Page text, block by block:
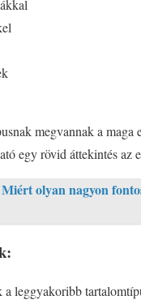
megvannak a maga
egy rövid áttekintés az
Miért olyan nagyon
a leggyakoribb